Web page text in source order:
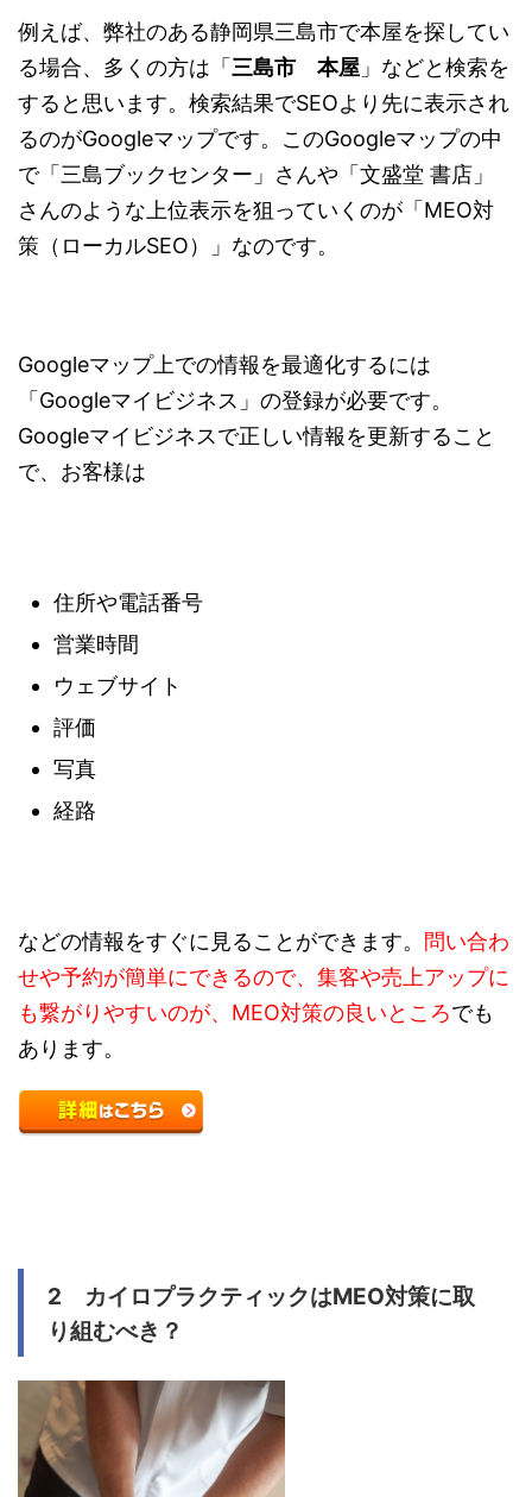
例えば、弊社のある静岡県三島市で本屋を探してい
る場合、多くの方は「 三島市 本屋 」などと検索を
すると思います。検索結果でSEOより先に表示され
るのがGoogleマップです。このGoogleマップの中
で「三島ブックセンター」さんや「文盛堂 書店」
さんのような上位表示を狙っていくのが「MEO対
策（ローカルSEO）」なのです。
Googleマップ上での情報を最適化するには
「Googleマイビジネス」の登録が必要です。
Googleマイビジネスで正しい情報を更新すること
で、お客様は
住所や電話番号
営業時間
ウェブサイト
評価
写真
経路
などの情報をすぐに見ることができます。 問い合わ
せや予約が簡単にできるので、集客や売上アップに
も繋がりやすいのが、MEO対策の良いところでも
あります。
2 カイロプラクティックはMEO対策に取
り組むべき？